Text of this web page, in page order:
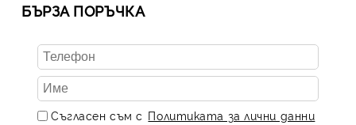
БЪРЗА ПОРЪЧКА
Съгласен съм с Политиката за лични данни